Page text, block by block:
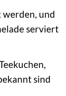
werden, und
serviert
sind